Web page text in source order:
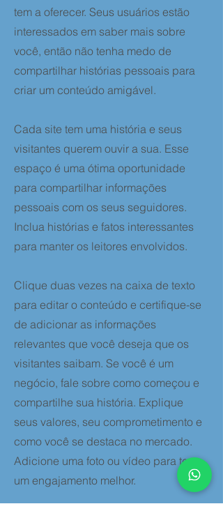
tem a oferecer. Seus usuários estão
interessados em saber mais sobre
você, então não tenha medo de
compartilhar histórias pessoais para
criar um conteúdo amigável.
Cada site tem uma história e seus
visitantes querem ouvir a sua. Esse
espaço é uma ótima oportunidade
para compartilhar informações
pessoais com os seus seguidores.
Inclua histórias e fatos interessantes
para manter os leitores envolvidos.
Clique duas vezes na caixa de texto
para editar o conteúdo e certifique-se
de adicionar as informações
relevantes que você deseja que os
visitantes saibam. Se você é um
negócio, fale sobre como começou e
compartilhe sua história. Explique
seus valores, seu comprometimento e
como você se destaca no mercado.
Adicione uma foto ou vídeo para ter
um engajamento melhor.